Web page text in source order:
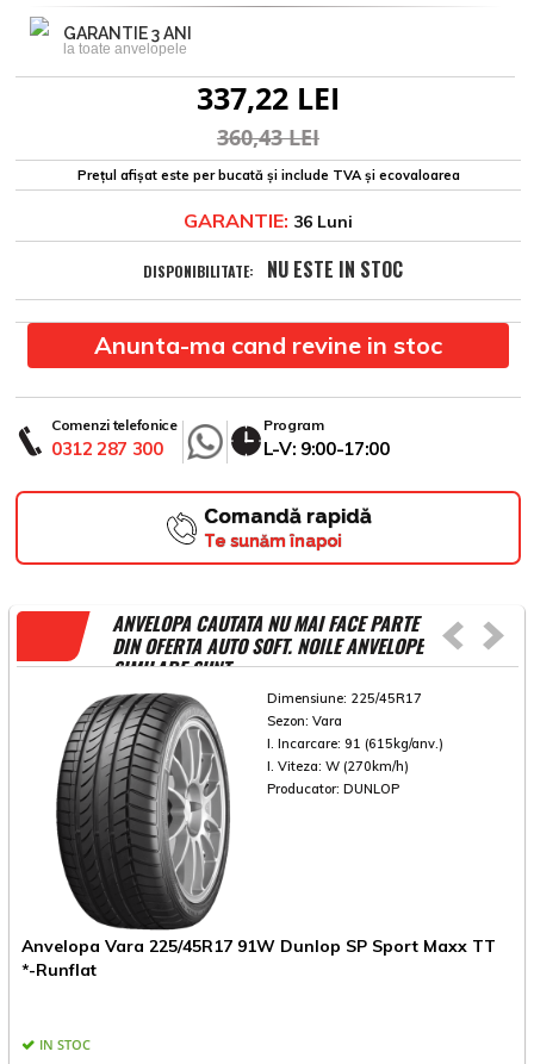
GARANTIE 3 ANI
la toate anvelopele
337,22 LEI
360,43 LEI
Prețul afișat este per bucată și include TVA și ecovaloarea
GARANTIE: 36 Luni
DISPONIBILITATE: NU ESTE IN STOC
Anunta-ma cand revine in stoc
Comenzi telefonice
0312 287 300
Program
L-V: 9:00-17:00
Comandă rapidă
Te sunăm înapoi
ANVELOPA CAUTATA NU MAI FACE PARTE
DIN OFERTA AUTO SOFT. NOILE ANVELOPE
SIMILARE SUNT
Dimensiune: 225/45R17
Sezon: Vara
I. Incarcare: 91 (615kg/anv.)
I. Viteza: W (270km/h)
Producator: DUNLOP
Anvelopa Vara 225/45R17 91W Dunlop SP Sport Maxx TT
*-Runflat
IN STOC